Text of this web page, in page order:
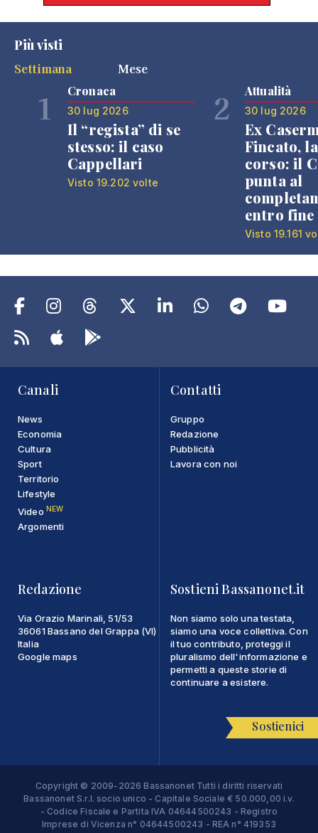
Più visti
Settimana
Mese
1 Cronaca
30 lug 2026
Il “regista” di se
stesso: il caso
Cappellari
Visto 19.202 volte
2 Attualità
30 lug 2026
Ex
Fincato,
corso: il
punta al
entro fine
Visto 19.161
Canali
News
Economia
Cultura
Sport
Territorio
Lifestyle
Video NEW
Argomenti
Contatti
Gruppo
Redazione
Pubblicità
Lavora con noi
Redazione
Via Orazio Marinali, 51/53
36061 Bassano del Grappa (VI)
Italia
Google maps
Sostieni Bassanonet.it
Non siamo solo una testata,
siamo una voce collettiva. Con
il tuo contributo, proteggi il
pluralismo dell'informazione e
permetti a queste storie di
continuare a esistere.
Sostienici
Copyright © 2009-2026 Bassanonet Tutti i diritti riservati
Bassanonet S.r.l. socio unico - Capitale Sociale € 50.000,00 i.v.
- Codice Fiscale e Partita IVA 04644500243 - Registro
Imprese di Vicenza n° 04644500243 - REA n° 419353